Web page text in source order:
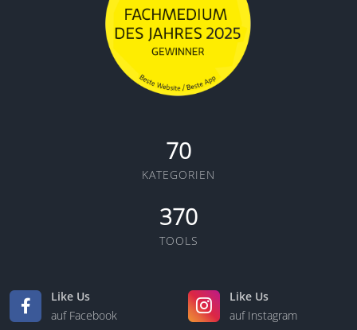
70
KATEGORIEN
370
TOOLS
Like Us
auf Facebook
Like Us
auf Instagram